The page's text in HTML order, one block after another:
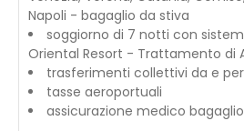
Napoli - bagaglio da stiva
soggiorno di 7 notti con
Oriental Resort - Trattamento di
trasferimenti collettivi da e
tasse aeroportuali
assicurazione medico